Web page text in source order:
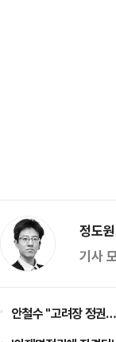
정도
기사
안철수 "고려장 정권